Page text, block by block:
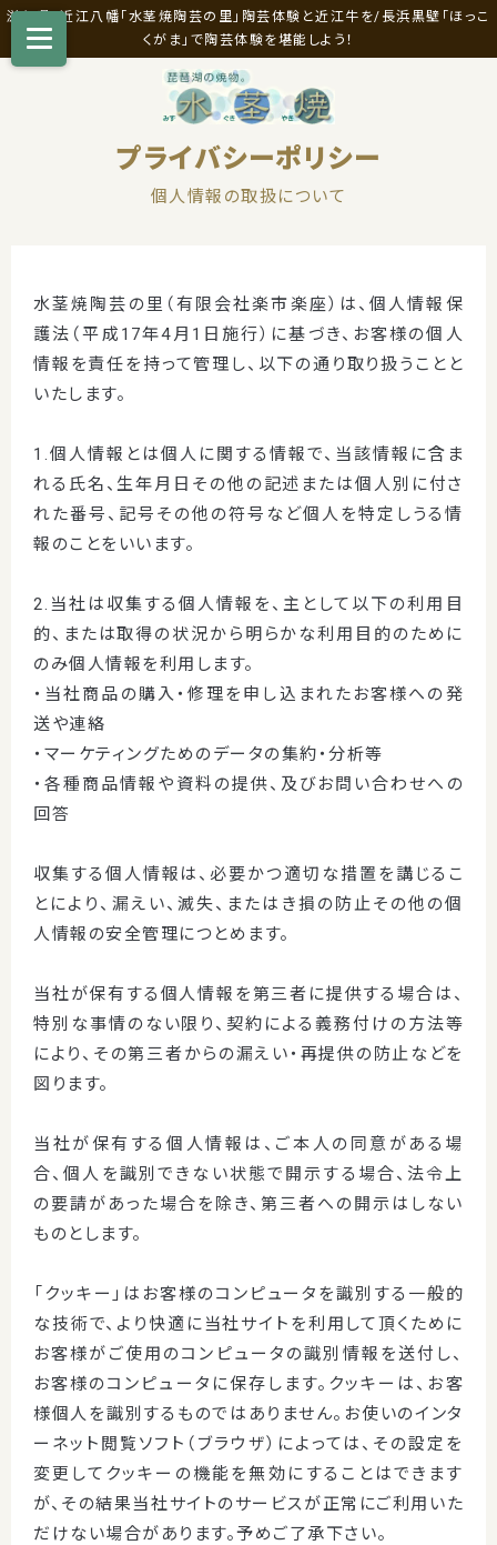
滋賀県・近江八幡「水茎焼陶芸の里」陶芸体験と近江牛を/長浜黒壁「ほっこ
くがま」で陶芸体験を堪能しよう！
プライバシーポリシー
個人情報の取扱について
水茎焼陶芸の里（有限会社楽市楽座）は、個人情報保
護法（平成17年4月1日施行）に基づき、お客様の個人
情報を責任を持って管理し、以下の通り取り扱うことと
いたします。
1.個人情報とは個人に関する情報で、当該情報に含ま
れる氏名、生年月日その他の記述または個人別に付さ
れた番号、記号その他の符号など個人を特定しうる情
報のことをいいます。
2.当社は収集する個人情報を、主として以下の利用目
的、または取得の状況から明らかな利用目的のために
のみ個人情報を利用します。
・当社商品の購入・修理を申し込まれたお客様への発
送や連絡
・マーケティングためのデータの集約・分析等
・各種商品情報や資料の提供、及びお問い合わせへの
回答
収集する個人情報は、必要かつ適切な措置を講じるこ
とにより、漏えい、滅失、またはき損の防止その他の個
人情報の安全管理につとめます。
当社が保有する個人情報を第三者に提供する場合は、
特別な事情のない限り、契約による義務付けの方法等
により、その第三者からの漏えい・再提供の防止などを
図ります。
当社が保有する個人情報は、ご本人の同意がある場
合、個人を識別できない状態で開示する場合、法令上
の要請があった場合を除き、第三者への開示はしない
ものとします。
「クッキー」はお客様のコンピュータを識別する一般的
な技術で、より快適に当社サイトを利用して頂くために
お客様がご使用のコンピュータの識別情報を送付し、
お客様のコンピュータに保存します。クッキーは、お客
様個人を識別するものではありません。お使いのインタ
ーネット閲覧ソフト（ブラウザ）によっては、その設定を
変更してクッキーの機能を無効にすることはできます
が、その結果当社サイトのサービスが正常にご利用いた
だけない場合があります。予めご了承下さい。